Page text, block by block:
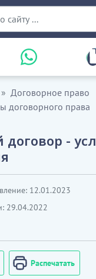
Договорное право
договорного права
-
12.01.2023
29.04.2022
Распечатать